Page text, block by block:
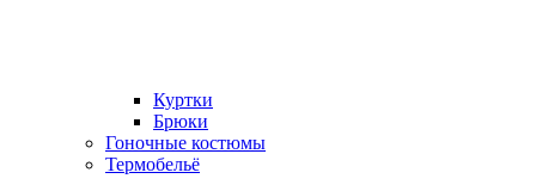
Куртки
Брюки
Гоночные костюмы
Термобельё